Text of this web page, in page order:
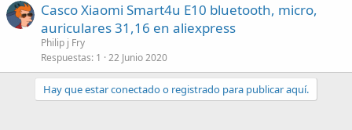
Casco Xiaomi Smart4u E10 bluetooth, micro,
auriculares 31,16 en aliexpress
Philip j Fry
Respuestas 1 22 Junio 2020
Hay que estar conectado o registrado para publicar aquí.